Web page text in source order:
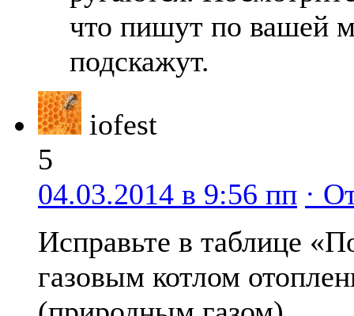
что пишут по вашей
подскажут.
iofest
5
04.03.2014 в 9:56 пп ·
Исправьте в таблице
газовым котлом